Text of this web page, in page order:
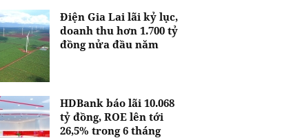
Điện Gia Lai lãi kỷ lục,
doanh thu hơn 1.700 tỷ
đồng nửa đầu năm
HDBank báo lãi 10.068
tỷ đồng, ROE lên tới
26,5% trong 6 tháng